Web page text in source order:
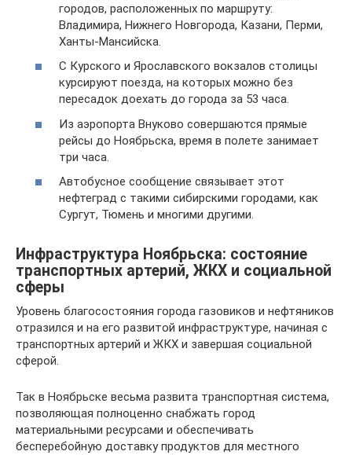
городов, расположенных по маршруту:
Владимира, Нижнего Новгорода, Казани, Перми,
Ханты-Мансийска.
С Курского и Ярославского вокзалов столицы
курсируют поезда, на которых можно без
пересадок доехать до города за 53 часа.
Из аэропорта Внуково совершаются прямые
рейсы до Ноябрьска, время в полете занимает
три часа.
Автобусное сообщение связывает этот
нефтеград с такими сибирскими городами, как
Сургут, Тюмень и многими другими.
Инфраструктура Ноябрьска: состояние
транспортных артерий, ЖКХ и социальной
сферы
Уровень благосостояния города газовиков и нефтяников
отразился и на его развитой инфраструктуре, начиная с
транспортных артерий и ЖКХ и завершая социальной
сферой.
Так в Ноябрьске весьма развита транспортная система,
позволяющая полноценно снабжать город
материальными ресурсами и обеспечивать
бесперебойную доставку продуктов для местного